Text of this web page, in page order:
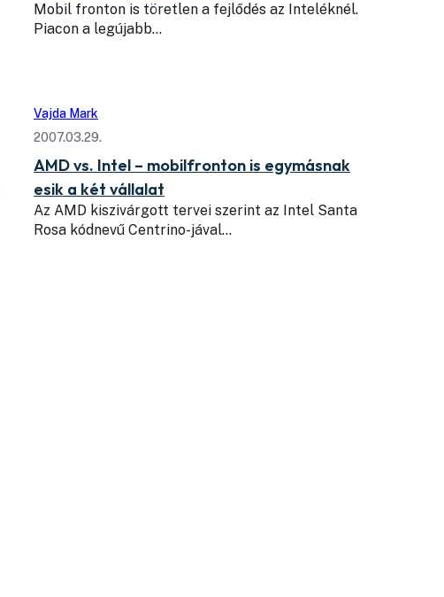
Mobil fronton is töretlen a fejlődés az Inteléknél.
Piacon a legújabb…
Vajda Mark
2007.03.29.
AMD vs. Intel – mobilfronton is egymásnak
esik a két vállalat
Az AMD kiszivárgott tervei szerint az Intel Santa
Rosa kódnevű Centrino-jával…